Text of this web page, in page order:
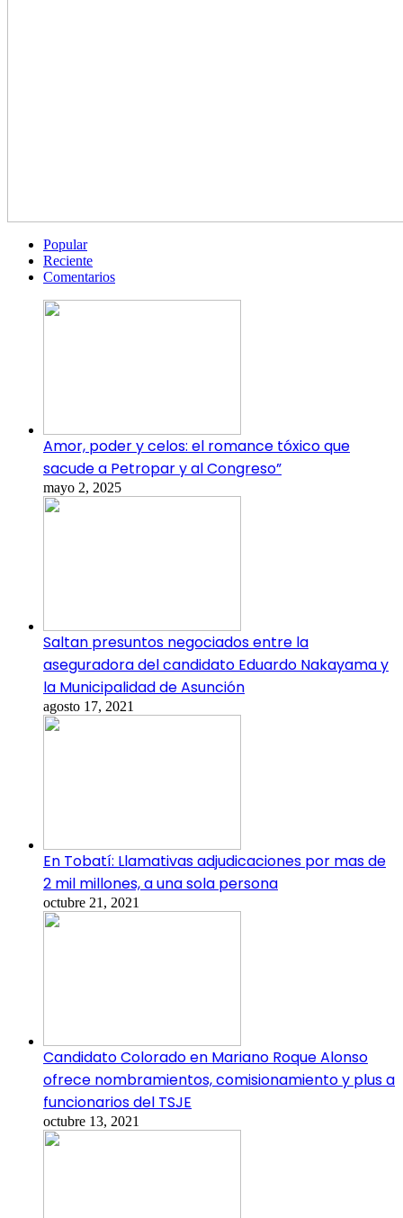
Popular
Reciente
Comentarios
Amor, poder y celos: el romance tóxico que
sacude a Petropar y al Congreso”
mayo 2, 2025
Saltan presuntos negociados entre la
aseguradora del candidato Eduardo Nakayama y
la Municipalidad de Asunción
agosto 17, 2021
En Tobatí: Llamativas adjudicaciones por mas de
2 mil millones, a una sola persona
octubre 21, 2021
Candidato Colorado en Mariano Roque Alonso
ofrece nombramientos, comisionamiento y plus a
funcionarios del TSJE
octubre 13, 2021